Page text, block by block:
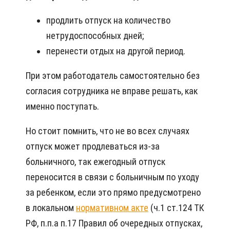
продлить отпуск на количество
нетрудоспособных дней;
перенести отдых на другой период.
При этом работодатель самостоятельно без
согласия сотрудника не вправе решать, как
именно поступать.
Но стоит помнить, что не во всех случаях
отпуск может продлеваться из-за
больничного, так ежегодный отпуск
переносится в связи с больничным по уходу
за ребенком, если это прямо предусмотрено
в локальном нормативном акте (ч.1 ст.124 ТК
РФ, п.п.а п.17 Правил об очередных отпусках,